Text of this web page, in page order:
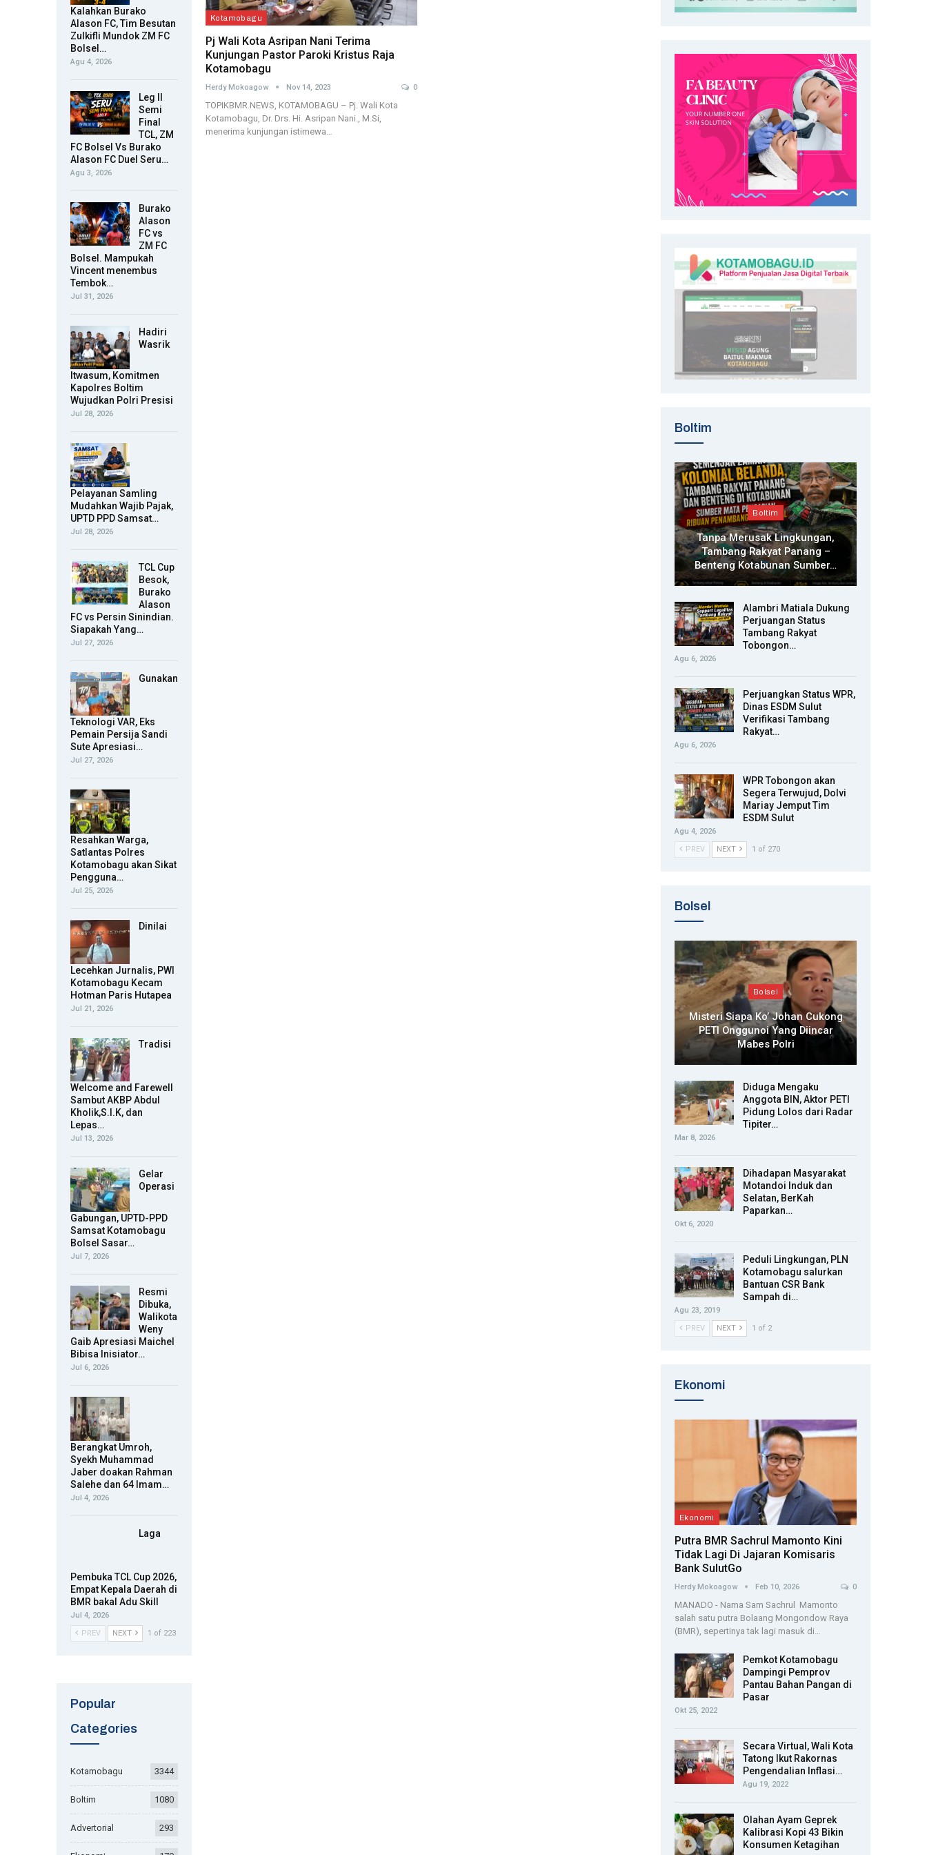
Kotamobagu
Pj Wali Kota Asripan Nani Terima
Kunjungan Pastor Paroki Kristus Raja
Kotamobagu
Herdy Mokoagow Nov 14, 2023 0
TOPIKBMR.NEWS, KOTAMOBAGU – Pj. Wali Kota
Kotamobagu, Dr. Drs. Hi. Asripan Nani., M.Si,
menerima kunjungan istimewa…
Boltim
Boltim
Tanpa Merusak Lingkungan,
Tambang Rakyat Panang –
Benteng Kotabunan Sumber…
Alambri Matiala Dukung
Perjuangan Status
Tambang Rakyat
Tobongon…
Agu 6, 2026
Perjuangkan Status WPR,
Dinas ESDM Sulut
Verifikasi Tambang
Rakyat…
Agu 6, 2026
WPR Tobongon akan
Segera Terwujud, Dolvi
Mariay Jemput Tim
ESDM Sulut
Agu 4, 2026
PREV
NEXT 1 of 270
Bolsel
Bolsel
Misteri Siapa Ko’ Johan Cukong
PETI Onggunoi Yang Diincar
Mabes Polri
Diduga Mengaku
Anggota BIN, Aktor PETI
Pidung Lolos dari Radar
Tipiter…
Mar 8, 2026
Dihadapan Masyarakat
Motandoi Induk dan
Selatan, BerKah
Paparkan…
Okt 6, 2020
Peduli Lingkungan, PLN
Kotamobagu salurkan
Bantuan CSR Bank
Sampah di…
Agu 23, 2019
PREV
NEXT 1 of 2
Ekonomi
Ekonomi
Putra BMR Sachrul Mamonto Kini
Tidak Lagi Di Jajaran Komisaris
Bank SulutGo
Herdy Mokoagow Feb 10, 2026 0
MANADO - Nama Sam Sachrul Mamonto
salah satu putra Bolaang Mongondow Raya
(BMR), sepertinya tak lagi masuk di…
Pemkot Kotamobagu
Dampingi Pemprov
Pantau Bahan Pangan di
Pasar
Okt 25, 2022
Secara Virtual, Wali Kota
Tatong Ikut Rakornas
Pengendalian Inflasi…
Agu 19, 2022
Olahan Ayam Geprek
Kalibrasi Kopi 43 Bikin
Konsumen Ketagihan
Kalahkan Burako
Alason FC, Tim Besutan
Zulkifli Mundok ZM FC
Bolsel…
Agu 4, 2026
Leg II
Semi
Final
TCL, ZM
FC Bolsel Vs Burako
Alason FC Duel Seru…
Agu 3, 2026
Burako
Alason
FC vs
ZM FC
Bolsel. Mampukah
Vincent menembus
Tembok…
Jul 31, 2026
Hadiri
Wasrik
Itwasum, Komitmen
Kapolres Boltim
Wujudkan Polri Presisi
Jul 28, 2026
Pelayanan Samling
Mudahkan Wajib Pajak,
UPTD PPD Samsat…
Jul 28, 2026
TCL Cup
Besok,
Burako
Alason
FC vs Persin Sinindian.
Siapakah Yang…
Jul 27, 2026
Gunakan
Teknologi VAR, Eks
Pemain Persija Sandi
Sute Apresiasi…
Jul 27, 2026
Resahkan Warga,
Satlantas Polres
Kotamobagu akan Sikat
Pengguna…
Jul 25, 2026
Dinilai
Lecehkan Jurnalis, PWI
Kotamobagu Kecam
Hotman Paris Hutapea
Jul 21, 2026
Tradisi
Welcome and Farewell
Sambut AKBP Abdul
Kholik,S.I.K, dan
Lepas…
Jul 13, 2026
Gelar
Operasi
Gabungan, UPTD-PPD
Samsat Kotamobagu
Bolsel Sasar…
Jul 7, 2026
Resmi
Dibuka,
Walikota
Weny
Gaib Apresiasi Maichel
Bibisa Inisiator…
Jul 6, 2026
Berangkat Umroh,
Syekh Muhammad
Jaber doakan Rahman
Salehe dan 64 Imam…
Jul 4, 2026
Laga
Pembuka TCL Cup 2026,
Empat Kepala Daerah di
BMR bakal Adu Skill
Jul 4, 2026
PREV
NEXT 1 of 223
Popular
Categories
Kotamobagu 3344
Boltim 1080
Advertorial 293